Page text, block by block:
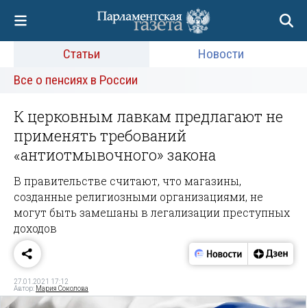
Статьи
Новости
Все о пенсиях в России
К церковным лавкам предлагают не
применять требований
«антиотмывочного» закона
В правительстве считают, что магазины,
созданные религиозными организациями, не
могут быть замешаны в легализации преступных
доходов
27.01.2021 17:12
Автор: Мария Соколова